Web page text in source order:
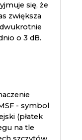
się, że
zwiększa
o 3 dB.
- symbol
(płatek
na tle